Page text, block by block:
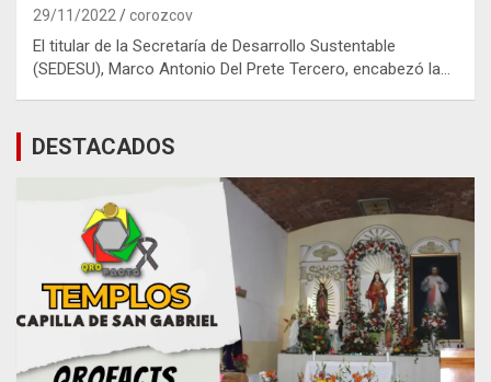
29/11/2022 corozcov
El titular de la Secretaría de Desarrollo Sustentable
(SEDESU), Marco Antonio Del Prete Tercero, encabezó la…
DESTACADOS